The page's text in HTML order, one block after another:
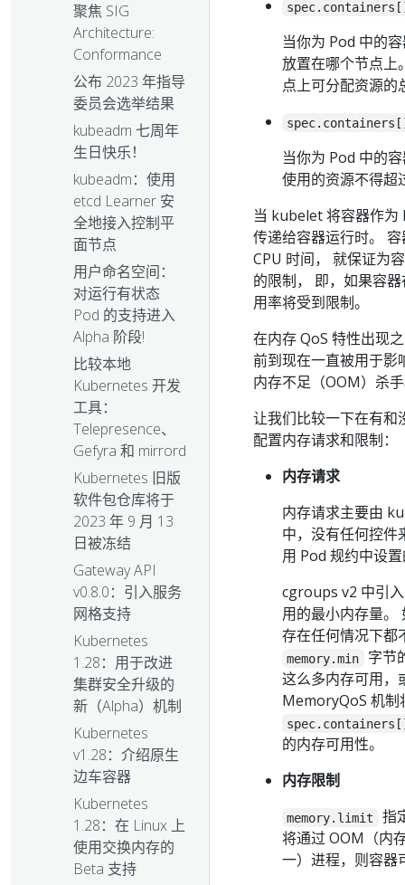
聚焦 SIG
Architecture:
Conformance
公布 2023 年指导
委员会选举结果
kubeadm 七周年
生日快乐！
kubeadm：使用
etcd Learner 安
全地接入控制平
面节点
用户命名空间：
对运行有状态
Pod 的支持进入
Alpha 阶段!
比较本地
Kubernetes 开发
工具：
Telepresence、
Gefyra 和 mirrord
Kubernetes 旧版
软件包仓库将于
2023 年 9 月 13
日被冻结
Gateway API
v0.8.0：引入服务
网格支持
Kubernetes
1.28：用于改进
集群安全升级的
新（Alpha）机制
Kubernetes
v1.28：介绍原生
边车容器
Kubernetes
1.28：在 Linux 上
使用交换内存的
Beta 支持
当你为 Pod 中的
放置在哪个节点上
点上可分配资源的
当你为 Pod 中的
使用的资源不得超
当 kubelet 将容器作为
传递给容器运行时。
CPU 时间， 就保证为
的限制， 即，如果容
用率将受到限制。
在内存 QoS 特性出现
前到现在一直被用于影
内存不足（OOM）杀
让我们比较一下在有
配置内存请求和限制：
内存请求
内存请求主要由
中，没有任何控
用 Pod 规约中设
cgroups v2 中引
用的最小内存量
存在任何情况下都
memory.min
字节
这么多内存可用，
MemoryQoS 机
的内存可用性。
内存限制
memory.limit
指
将通过 OOM（内
一）进程，则容器